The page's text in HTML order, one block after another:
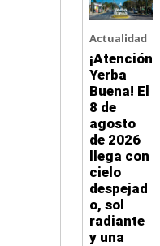
Actualidad
¡Atención
Yerba
Buena! El
8 de
agosto
de 2026
llega con
cielo
despejad
o, sol
radiante
y una